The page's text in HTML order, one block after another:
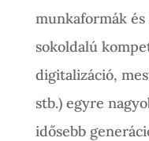
munkaformák
sokoldalú
digitalizáció,
stb.) egyre
idősebb